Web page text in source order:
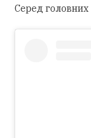
Серед головних